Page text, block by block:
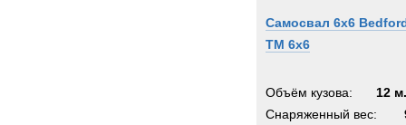
Самосвал 6х6
TM 6x6
Объём кузова:
12
Снаряженный вес: